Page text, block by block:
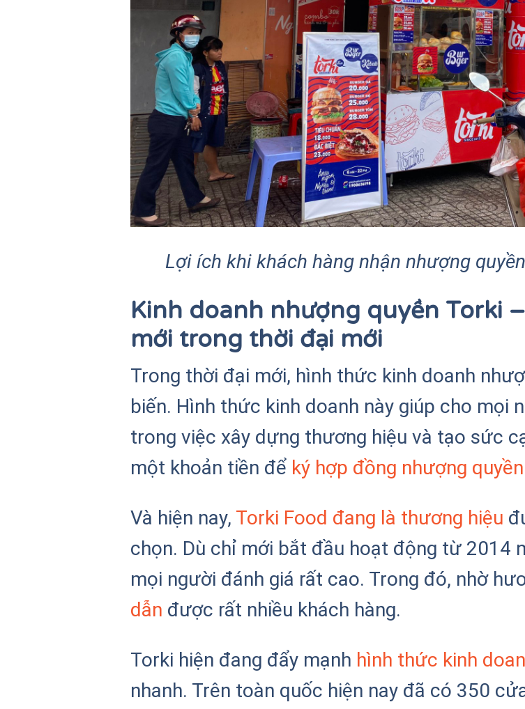
Lợi ích khi khách hàng nhận nhượng
Kinh doanh nhượng quyền Torki
mới trong thời đại mới
Trong thời đại mới, hình thức kinh doanh
biến. Hình thức kinh doanh này giúp cho mọi
trong việc xây dựng thương hiệu và tạo sức
một khoản tiền để ký hợp đồng nhượng quyền
Và hiện nay, Torki Food đang là thương hiệu
chọn. Dù chỉ mới bắt đầu hoạt động từ 2014
mọi người đánh giá rất cao. Trong đó, nhờ
dẫn được rất nhiều khách hàng.
Torki hiện đang đẩy mạnh hình thức kinh
nhanh. Trên toàn quốc hiện nay đã có 350